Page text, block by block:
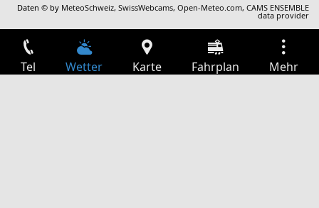
Daten © by MeteoSchweiz,SwissWebcams,Open-Meteo.com,CAMS ENSEMBLE
data provider
Tel Wetter Karte Fahrplan Mehr